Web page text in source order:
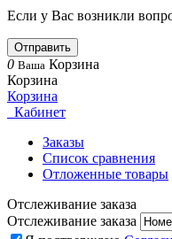
Если у Вас возникли
Отправить
0 Ваша Корзина
Корзина
Корзина
Кабинет
Заказы
Список сравнения
Отложенные товары
Отслеживание заказа
Отслеживание заказа